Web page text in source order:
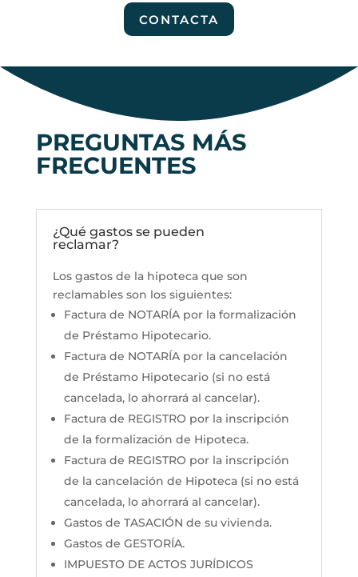
CONTACTA
PREGUNTAS MÁS
FRECUENTES
¿Qué gastos se pueden
reclamar?
Los gastos de la hipoteca que son
reclamables son los siguientes:
Factura de NOTARÍA por la formalización
de Préstamo Hipotecario.
Factura de NOTARÍA por la cancelación
de Préstamo Hipotecario (si no está
cancelada, lo ahorrará al cancelar).
Factura de REGISTRO por la inscripción
de la formalización de Hipoteca.
Factura de REGISTRO por la inscripción
de la cancelación de Hipoteca (si no está
cancelada, lo ahorrará al cancelar).
Gastos de TASACIÓN de su vivienda.
Gastos de GESTORÍA.
IMPUESTO DE ACTOS JURÍDICOS